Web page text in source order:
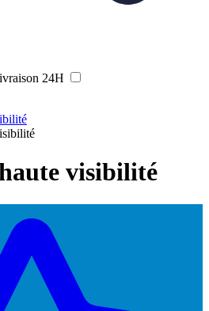
24H
visibilité